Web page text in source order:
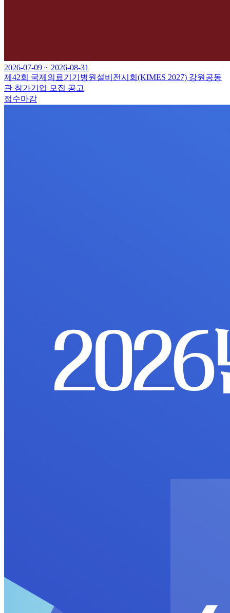
2026-07-09 ~ 2026-08-31
제42회 국제의료기기병원설비전시회(KIMES 2027) 강원공동
관 참가기업 모집 공고
접수마감